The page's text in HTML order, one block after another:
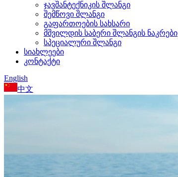
ჯავშანტექნიკის შლანგი
შემწოვი შლანგი
გაფართოების სახსარი
მშვილდის საბერი შლანგის ნაკრები
სპეციალური შლანგი
სიახლეები
კონტაქტი
English
中文